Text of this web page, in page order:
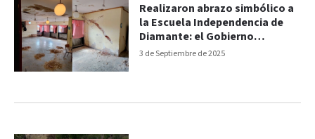
3 de Septiembre de 2025
Realizaron abrazo simbólico a
la Escuela Independencia de
Diamante: el Gobierno
planifica su restauración